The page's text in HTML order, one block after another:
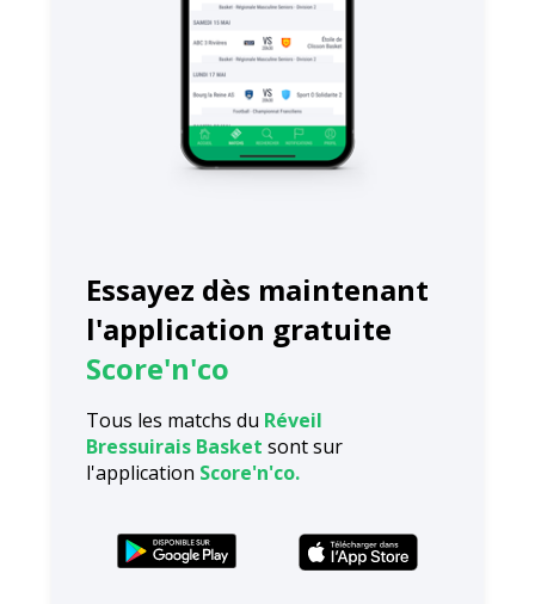
Essayez dès maintenant
l'application gratuite
Score'n'co
Tous les matchs du Réveil
Bressuirais Basket sont sur
l'application Score'n'co.